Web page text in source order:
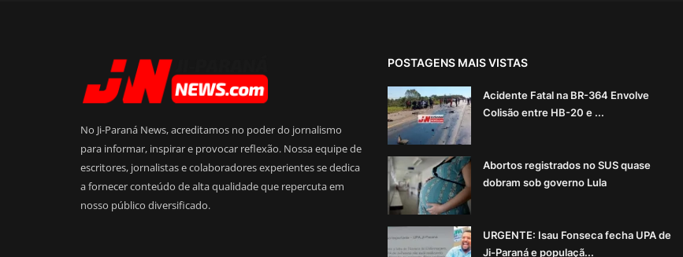
No Ji-Paraná News, acreditamos no poder do jornalismo
para informar, inspirar e provocar reflexão. Nossa equipe de
escritores, jornalistas e colaboradores experientes se dedica
a fornecer conteúdo de alta qualidade que repercuta em
nosso público diversificado.
POSTAGENS MAIS VISTAS
Acidente Fatal na BR-364 Envolve
Colisão entre HB-20 e ...
Abortos registrados no SUS quase
dobram sob governo Lula
URGENTE: Isau Fonseca fecha UPA de
Ji-Paraná e populaçã...